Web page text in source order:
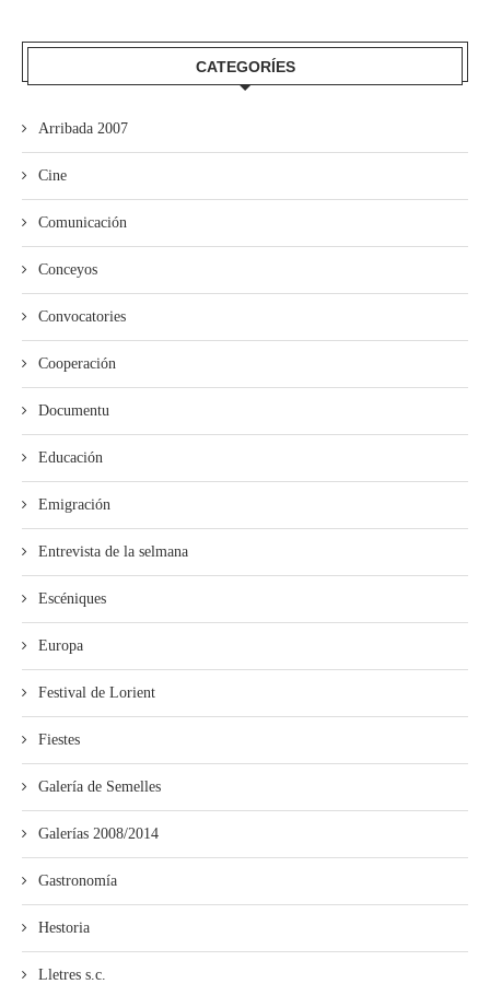
CATEGORÍES
Arribada 2007
Cine
Comunicación
Conceyos
Convocatories
Cooperación
Documentu
Educación
Emigración
Entrevista de la selmana
Escéniques
Europa
Festival de Lorient
Fiestes
Galería de Semelles
Galerías 2008/2014
Gastronomía
Hestoria
Lletres s.c.